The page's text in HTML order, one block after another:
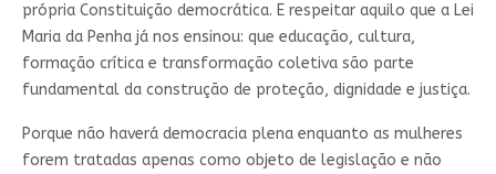
própria Constituição democrática. E respeitar aquilo que a Lei
Maria da Penha já nos ensinou: que educação, cultura,
formação crítica e transformação coletiva são parte
fundamental da construção de proteção, dignidade e justiça.
Porque não haverá democracia plena enquanto as mulheres
forem tratadas apenas como objeto de legislação e não